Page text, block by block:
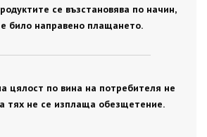
се възстановява по начин,
било направено плащането.
цялост по вина на потребителя не
тях не се изплаща обезщетение.